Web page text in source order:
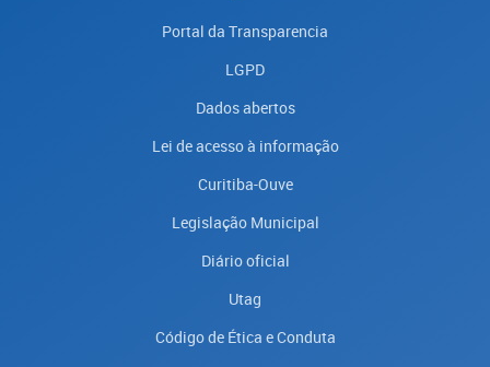
Portal da Transparencia
LGPD
Dados abertos
Lei de acesso à informação
Curitiba-Ouve
Legislação Municipal
Diário oficial
Utag
Código de Ética e Conduta